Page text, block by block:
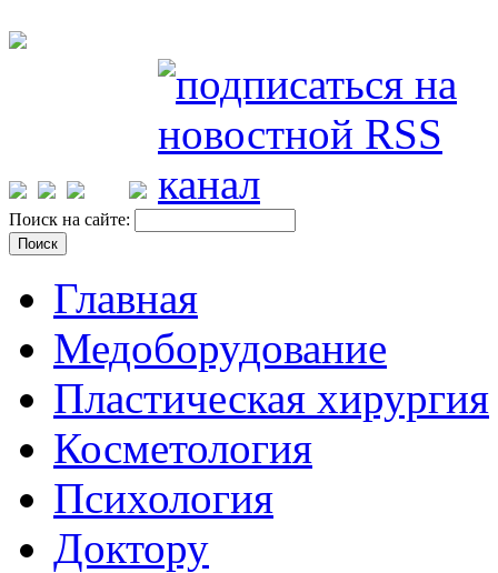
Поиск на сайте:
Главная
Медоборудование
Пластическая хирургия
Косметология
Психология
Доктору